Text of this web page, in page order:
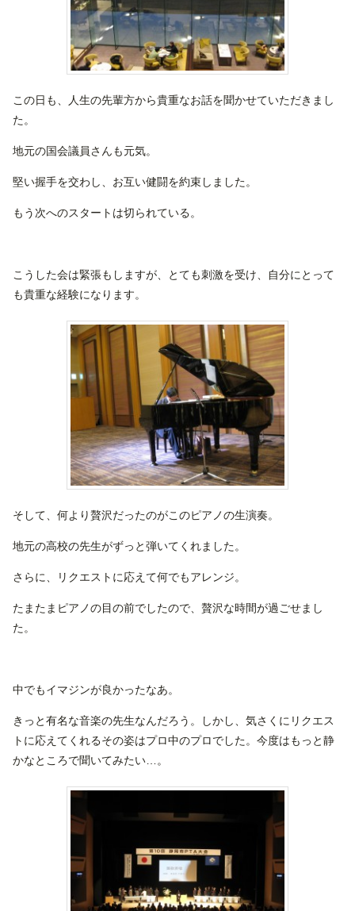
この日も、人生の先輩方から貴重なお話を聞かせていただきまし
た。
地元の国会議員さんも元気。
堅い握手を交わし、お互い健闘を約束しました。
もう次へのスタートは切られている。
こうした会は緊張もしますが、とても刺激を受け、自分にとって
も貴重な経験になります。
そして、何より贅沢だったのがこのピアノの生演奏。
地元の高校の先生がずっと弾いてくれました。
さらに、リクエストに応えて何でもアレンジ。
たまたまピアノの目の前でしたので、贅沢な時間が過ごせまし
た。
中でもイマジンが良かったなあ。
きっと有名な音楽の先生なんだろう。しかし、気さくにリクエス
トに応えてくれるその姿はプロ中のプロでした。今度はもっと静
かなところで聞いてみたい…。